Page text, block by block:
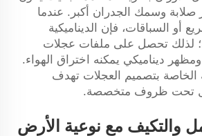
صلابة وسمك الجدران أكبر. عندما
أو السباقات، فإن الديناميكية
لذلك تحصل على ملفات عجلات
ديناميكي يمكنه اختراق الهواء.
الخاصة بتصميم العجلات تهدف
تحت ظروف متخصصة.
والتكيف مع نوعية الأرض